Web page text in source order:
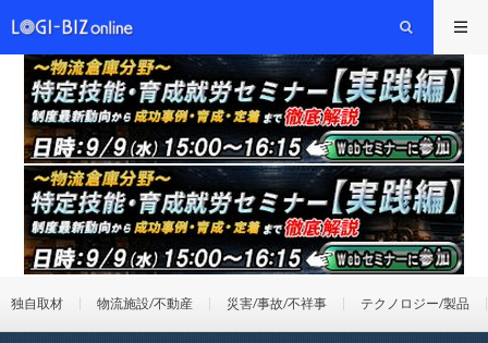
独自取材 物流施設/不動産 災害/事故/不祥事 テクノロジー/製品